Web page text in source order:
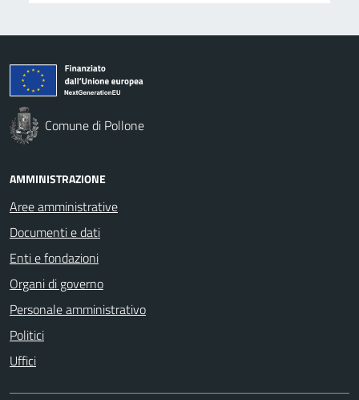
Comune di Pollone
AMMINISTRAZIONE
Aree amministrative
Documenti e dati
Enti e fondazioni
Organi di governo
Personale amministrativo
Politici
Uffici